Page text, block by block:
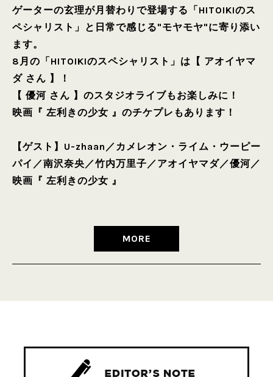
ゲーターの玄理が月替わりで登場する「HITOIKIのス
ペシャリスト」と日常で感じる"モヤモヤ"に寄り添い
ます。
8月の「HITOIKIのスペシャリスト」は【 アオイヤマ
ダ さん 】！
【 優河 さん 】のスタジオライブもお楽しみに！
映画『 左利きの少女 』のチケプレもあります！
【ゲスト】 U-zhaan ／カメレオン・ライム・ウーピー
パイ ／南沢奈央／竹内万里子／アオイヤマダ／優河／
映画『 左利きの少女 』
MORE